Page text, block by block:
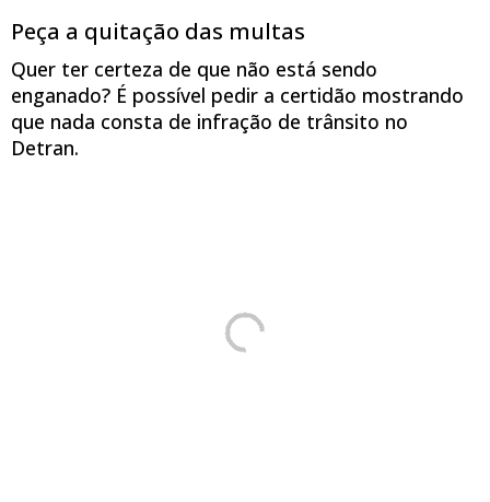
Peça a quitação das multas
Quer ter certeza de que não está sendo
enganado? É possível pedir a certidão mostrando
que nada consta de infração de trânsito no
Detran.